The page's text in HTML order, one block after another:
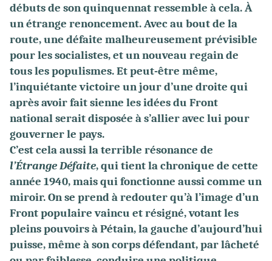
débuts de son quinquennat ressemble à cela. À
un étrange renoncement. Avec au bout de la
route, une défaite malheureusement prévisible
pour les socialistes, et un nouveau regain de
tous les populismes. Et peut-être même,
l’inquiétante victoire un jour d’une droite qui
après avoir fait sienne les idées du Front
national serait disposée à s’allier avec lui pour
gouverner le pays.
C’est cela aussi la terrible résonance de
l’Étrange Défaite, qui tient la chronique de cette
année 1940, mais qui fonctionne aussi comme un
miroir. On se prend à redouter qu’à l’image d’un
Front populaire vaincu et résigné, votant les
pleins pouvoirs à Pétain, la gauche d’aujourd’hui
puisse, même à son corps défendant, par lâcheté